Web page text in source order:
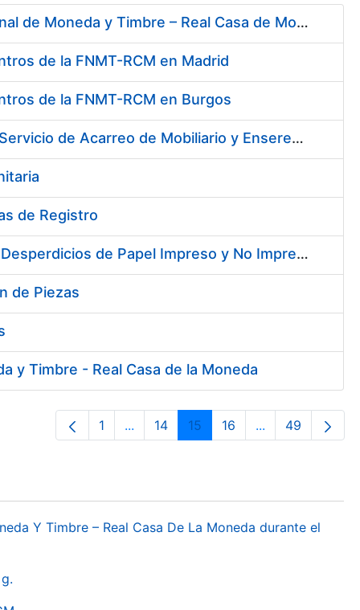
Servicios de Limpieza, Acarreos y Jardinería para la Fábrica Nacional de Moneda y Timbre – Real Casa de Moneda
de la FNMT-RCM en Madrid
de la FNMT-RCM en Burgos
Servicios de Limpieza de diversas Áreas y Edificios de la Fábrica, Servicio de Acarreo de Mobiliario y Enseres y Mantenimiento de las Zonas Ajardinadas, para la Fábrica de Papel de Burgos de la Fábrica Nacional de Moneda y Timbre – Real Casa de Moneda
de Registro
Contratación de Enajenación y Retirada de Recortes Sobrantes y Desperdicios de Papel Impreso y No Impreso durante el año 2019
de Piezas
y Timbre - Real Casa de la Moneda
Pàgina
1 ...Pàgines intermèdies Utilitzeu TAB per
Pàgina
14 Pàgina
15 Pàgina
16 ...PàginesPàgina
49
Y Timbre – Real Casa De La Moneda durante el